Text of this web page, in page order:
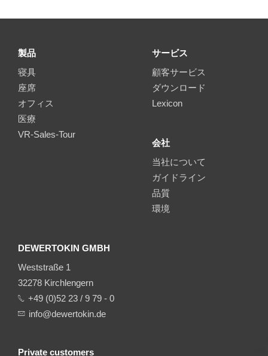
製品
寝具
座席
オフィス
医療
VR-Sales-Tour
サービス
顧客サービス
ダウンロード
Lexicon
会社
当社について
ガイドライン
品質
環境
DEWERTOKIN GMBH
Weststraße 1
32278 Kirchlengern
+49 (0)52 23 / 9 79 - 0
info@dewertokin.de
Private customers